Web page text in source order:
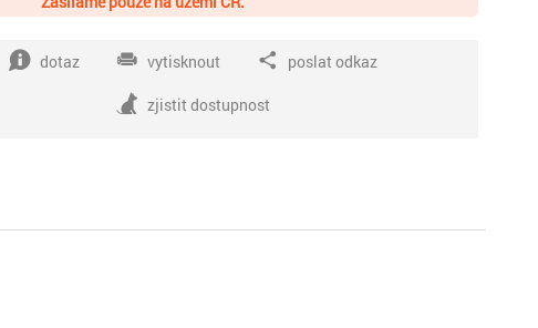
dotaz vytisknout poslat odkaz
zjistit dostupnost